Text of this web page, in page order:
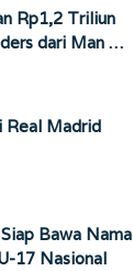
Rp1,2 Triliun
dari Man …
Real Madrid
Bawa Nama
17 Nasional